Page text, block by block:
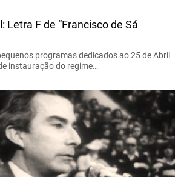
Letra F de “Francisco de Sá
programas dedicados ao 25 de Abril
instauração do regime…